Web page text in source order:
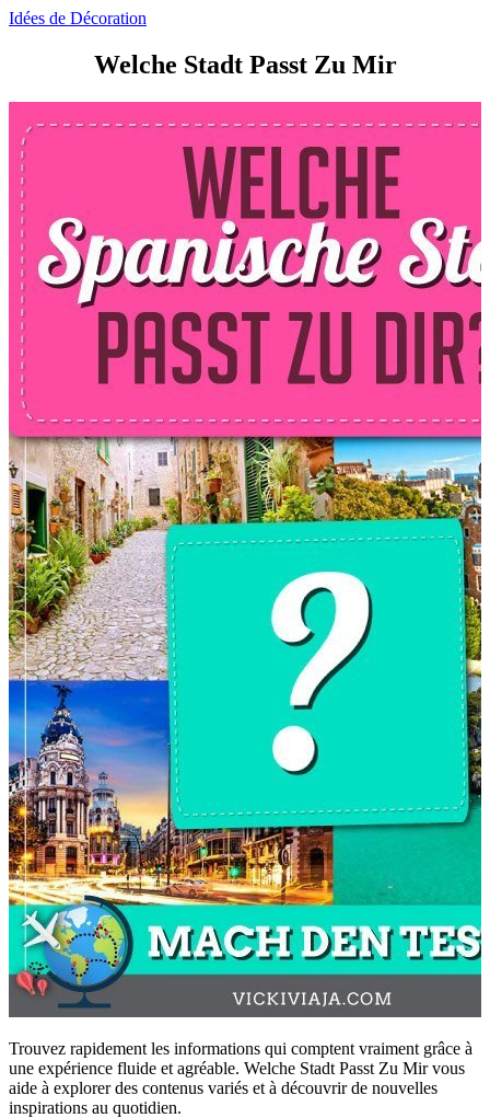
Idées de Décoration
Welche Stadt Passt Zu Mir
Trouvez rapidement les informations qui comptent vraiment grâce à
une expérience fluide et agréable. Welche Stadt Passt Zu Mir vous
aide à explorer des contenus variés et à découvrir de nouvelles
inspirations au quotidien.